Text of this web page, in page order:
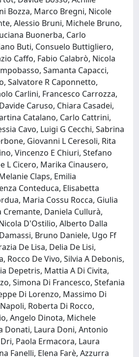
Bozza, Marco Bregni, Nicole
Alessio Bruni, Michele Bruno,
Buonerba, Carlo
Buti, Consuelo Buttigliero,
Caffo, Fabio Calabrò, Nicola
Samanta Capacci,
Salvatore R Caponnetto,
Carlini, Francesco Carrozza,
Caruso, Chiara Casadei,
Catalano, Carlo Cattrini,
Cavo, Luigi G Cecchi, Sabrina
Giovanni L Ceresoli, Rita
Vincenzo E Chiuri, Stefano
L Cicero, Marika Cinausero,
Claps, Emilia
Conteduca, Elisabetta
Maria Cossu Rocca, Giulia
Daniela Cullurà,
D'Ostilio, Alberto Dalla
Bruno Daniele, Ugo Ff
De Lisa, Delia De Lisi,
Rocco De Vivo, Silvia A Debonis,
Depetris, Mattia A Di Civita,
Simona Di Francesco, Stefania
Di Lorenzo, Massimo Di
Roberta Di Rocco,
Angelo Dinota, Michele
Donati, Laura Doni, Antonio
Paola Ermacora, Laura
Fanelli, Elena Farè, Azzurra